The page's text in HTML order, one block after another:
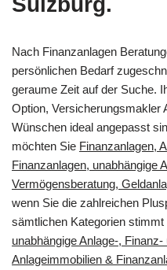
Nach Finanzanlagen
persönlichen Bedarf
geraume Zeit auf der Suche.
Option, Versicherungsmakler
Wünschen ideal angepasst
möchten Sie Finanzanlagen,
Finanzanlagen, unabhängige
Vermögensberatung,
wenn Sie die zahlreichen
sämtlichen Kategorien stimmt
unabhängige Anlage-,
Anlageimmobilien &